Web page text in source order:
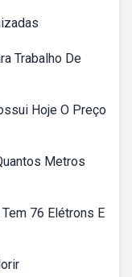
Trabalho De
Hoje O Preço
Metros
76 Elétrons E